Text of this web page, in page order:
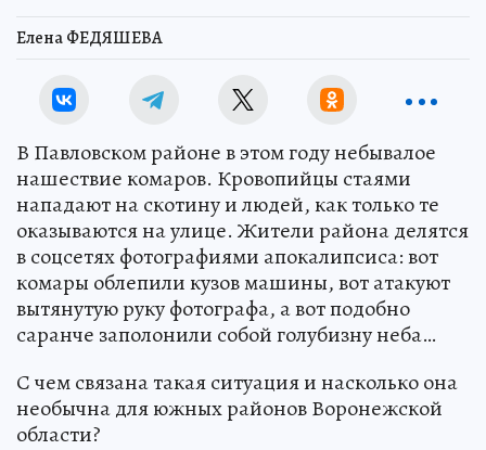
Елена ФЕДЯШЕВА
В Павловском районе в этом году небывалое
нашествие комаров. Кровопийцы стаями
нападают на скотину и людей, как только те
оказываются на улице. Жители района делятся
в соцсетях фотографиями апокалипсиса: вот
комары облепили кузов машины, вот атакуют
вытянутую руку фотографа, а вот подобно
саранче заполонили собой голубизну неба…
С чем связана такая ситуация и насколько она
необычна для южных районов Воронежской
области?